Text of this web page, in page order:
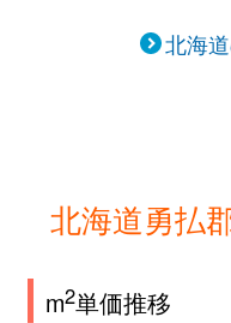
北海
北海道勇払
m2単価推移